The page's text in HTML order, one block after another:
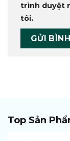
trình duyệt
tôi.
Top Sản